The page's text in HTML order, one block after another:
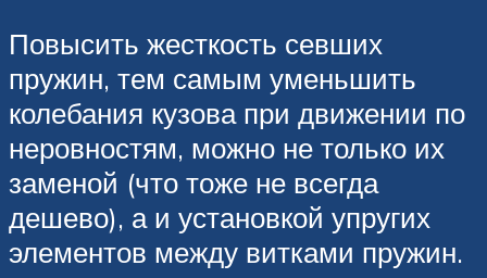
Повысить жесткость севших
пружин, тем самым уменьшить
колебания кузова при движении по
неровностям, можно не только их
заменой (что тоже не всегда
дешево), а и установкой упругих
элементов между витками пружин.